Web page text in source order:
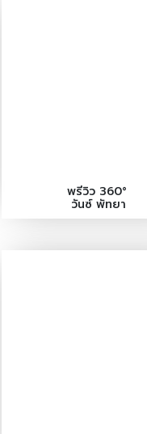
พรีวิว 360°
วันซ์ พัทยา